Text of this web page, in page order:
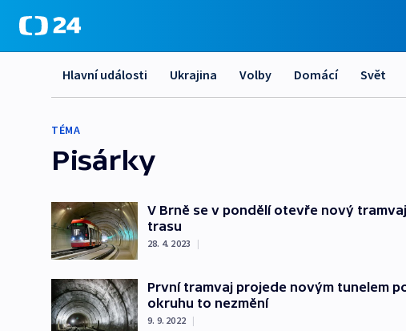
Hlavní události Ukrajina Volby Domácí Svět
TÉMA
Pisárky
V Brně se v pondělí otevře nový
trasu
28. 4. 2023 |
První tramvaj projede novým tunelem
okruhu to nezmění
9. 9. 2022 |